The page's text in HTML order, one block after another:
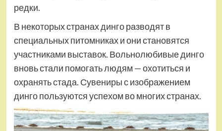
редки.
В некоторых странах динго разводят в
специальных питомниках и они становятся
участниками выставок. Вольнолюбивые динго
вновь стали помогать людям — охотиться и
охранять стада. Сувениры с изображением
динго пользуются успехом во многих странах.